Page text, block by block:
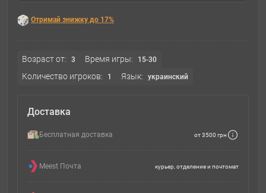
Отримай знижку до 17%
Возраст от: 3 Время игры: 15-30
Количество игроков: 1 Язык: украинский
Доставка
Бесплатная доставка от 3500 грн
Meest Почта курьер, отделение и почтомат